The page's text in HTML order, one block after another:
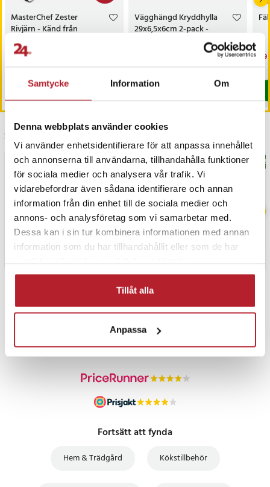
Samtycke Information Om
Denna webbplats använder cookies
Vi använder enhetsidentifierare för att anpassa innehållet
och annonserna till användarna, tillhandahålla funktioner
för sociala medier och analysera vår trafik. Vi
vidarebefordrar även sådana identifierare och annan
information från din enhet till de sociala medier och
annons- och analysföretag som vi samarbetar med.
Dessa kan i sin tur kombinera informationen med annan
information som du har tillhandahållit eller som de har
Tillåt alla
Anpassa
MasterChef Zester
Rivjärn - Känd från
Sveriges Mästerkock
Nuvarande pris
109 kr
Köp
Vägghängd Kryddhylla
29x6,5x6cm 2-pack -
Senast besökta
BÄSTSÄLJARE
PRISGARANTI
UTFÖRSÄLJNING
Fortsätt att fynda
Hem & Trädgård Kökstillbehör